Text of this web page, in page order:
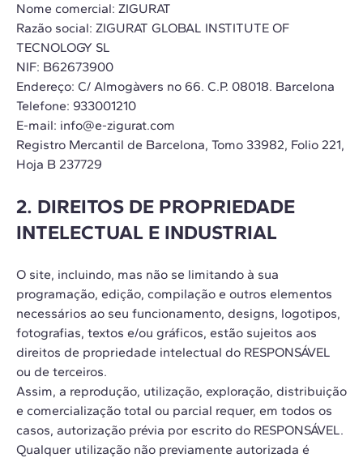
Nome comercial: ZIGURAT
Razão social: ZIGURAT GLOBAL INSTITUTE OF
TECNOLOGY SL
NIF: B62673900
Endereço: C/ Almogàvers no 66. C.P. 08018. Barcelona
Telefone: 933001210
E-mail: info@e-zigurat.com
Registro Mercantil de Barcelona, Tomo 33982, Folio 221,
Hoja B 237729
2. DIREITOS DE PROPRIEDADE
INTELECTUAL E INDUSTRIAL
O site, incluindo, mas não se limitando à sua
programação, edição, compilação e outros elementos
necessários ao seu funcionamento, designs, logotipos,
fotografias, textos e/ou gráficos, estão sujeitos aos
direitos de propriedade intelectual do RESPONSÁVEL
ou de terceiros.
Assim, a reprodução, utilização, exploração, distribuição
e comercialização total ou parcial requer, em todos os
casos, autorização prévia por escrito do RESPONSÁVEL.
Qualquer utilização não previamente autorizada é